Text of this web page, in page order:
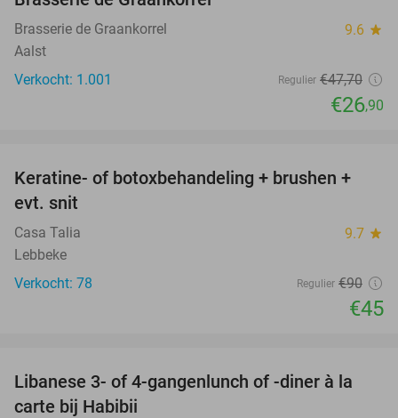
Brasserie de Graankorrel 9.6 star
Aalst
Verkocht: 1.001
Regulier €47,70
€26,90
50%
Keratine- of botoxbehandeling + brushen +
evt. snit
Casa Talia 9.7 star
Lebbeke
Verkocht: 78
Regulier €90
€45
44%
Libanese 3- of 4-gangenlunch of -diner à la
carte bij Habibii